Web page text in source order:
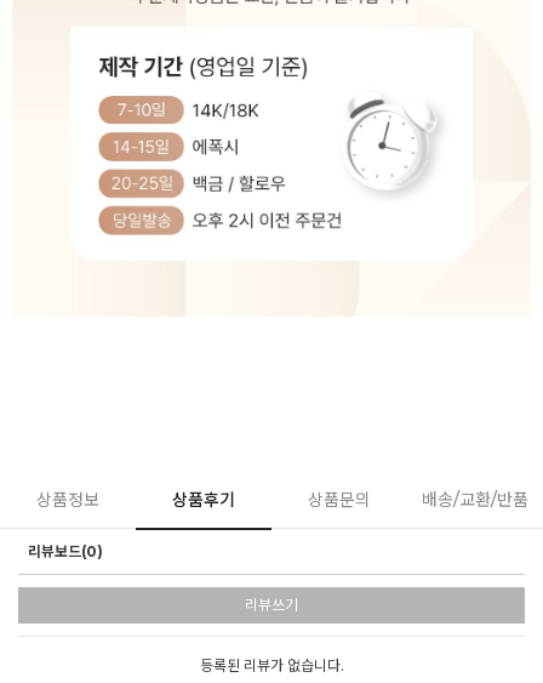
상품정보 상품후기 상품문의 배송/교환/반품
리뷰보드(0)
리뷰쓰기
등록된 리뷰가 없습니다.